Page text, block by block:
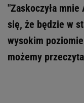
"Zaskoczyła
się, że będzie w
wysokim
możemy